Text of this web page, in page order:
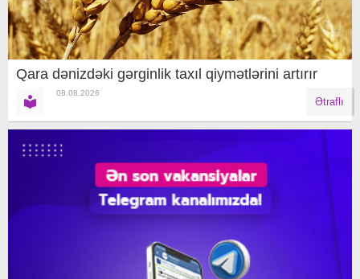
Qara dənizdəki gərginlik taxıl qiymətlərini artırır
08.08.2026
Ətraflı